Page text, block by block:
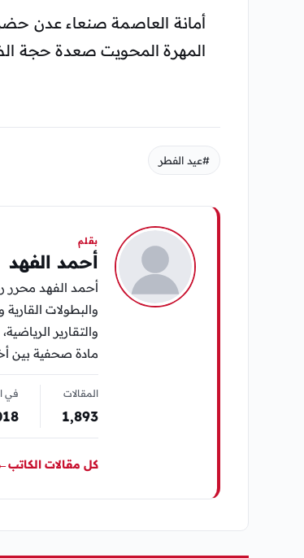
أمانة العاصمة صنعاء عدن
المهرة المحويت صعدة حجة
#عيد الفطر
بقلم
أحمد الفهد
أحمد الفهد محرر
والبطولات القارية
مادة صحفية بين
المقالات
1٬893
في
كل مقالات الكاتب←